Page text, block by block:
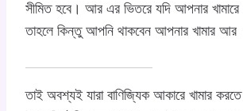
সীমিত হবে। আর এর ভিতরে যদি আপনার
তাহলে কিন্তু আপনি থাকবেন আপনার খামার আর
তাই অবশ্যই যারা বাণিজ্যিক আকারে খামার করতে